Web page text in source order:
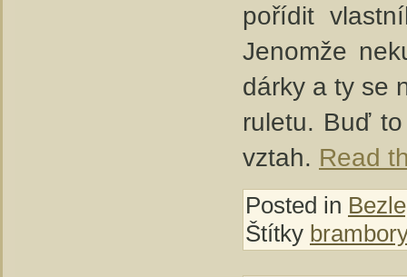
pořídit
Jenomže
dárky a ty se
ruletu. Buď
vztah. Read
Posted in
Štítky brambory